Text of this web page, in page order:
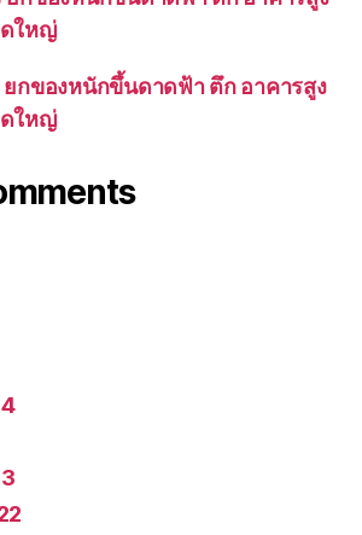
ใหญ่
กของหนักขึ้นดาดฟ้า ตึก อาคารสูง
ใหญ่